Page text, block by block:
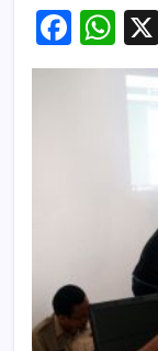
F
a
k
W
h
at
p